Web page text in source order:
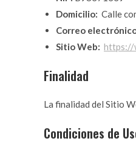
Domicilio: Calle
Correo
Sitio Web: https://
Finalidad
La finalidad del Sitio
Condiciones de